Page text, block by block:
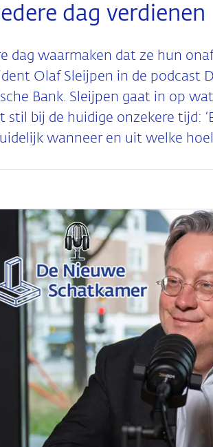
dag verdienen
dag waarmaken dat ze hun
Olaf Sleijpen in de podcast
Bank. Sleijpen gaat in op
stil bij de huidige onzekere tijd:
wanneer en uit welke